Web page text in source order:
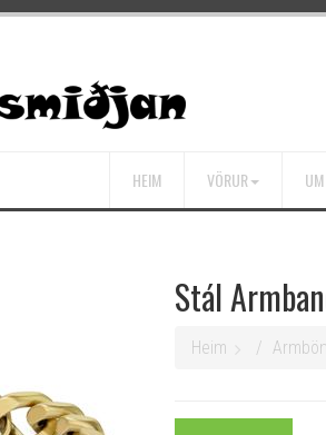
HEIM VÖRUR
Stál
Heim